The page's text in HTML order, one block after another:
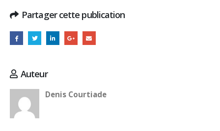
Partager cette publication
Auteur
Denis Courtiade